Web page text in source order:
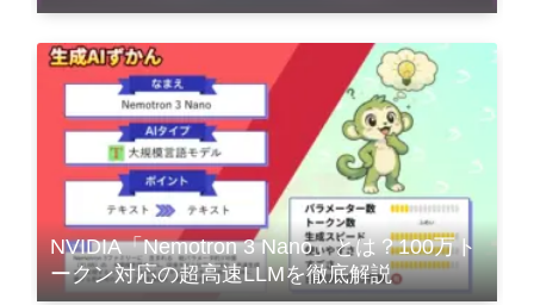
NVIDIA「Nemotron 3 Nano」とは？100万ト
ークン対応の超高速LLMを徹底解説